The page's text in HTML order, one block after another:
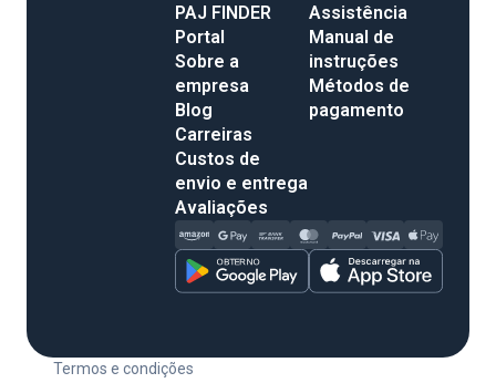
PAJ FINDER
Portal
Sobre a
empresa
Blog
Carreiras
Custos de
envio e entrega
Avaliações
Assistência
Manual de
instruções
Métodos de
pagamento
Termos e condições